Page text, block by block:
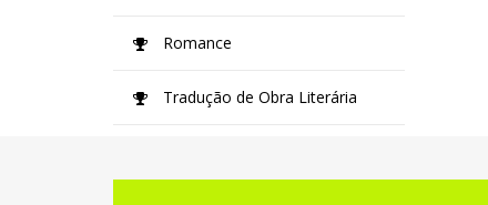
Romance
Tradução de Obra Literária